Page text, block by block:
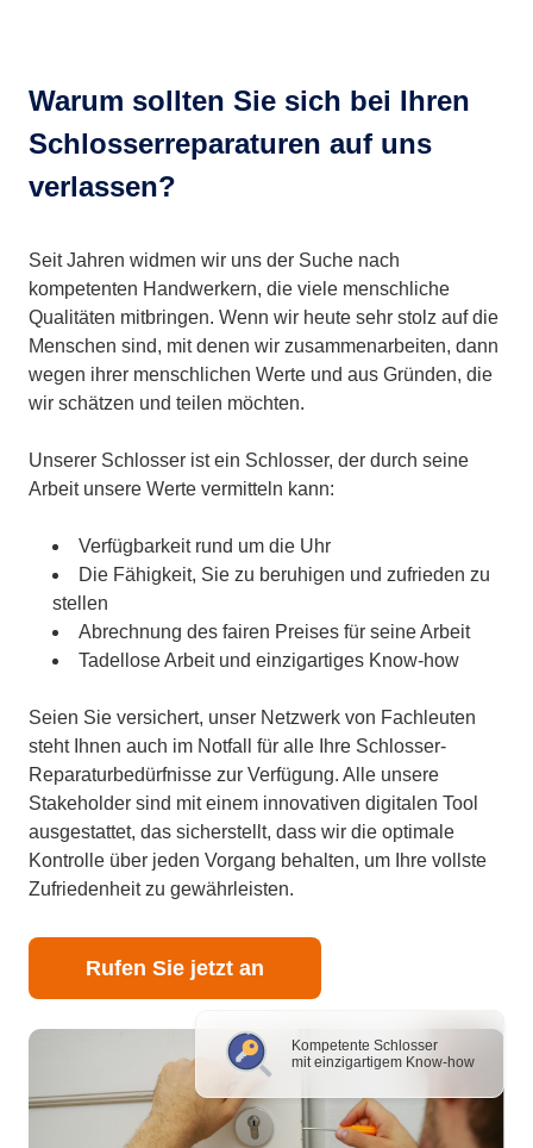
Kompetente Schlosser
mit einzigartigem Know-how
Warum sollten Sie sich bei Ihren
Schlosserreparaturen auf uns
verlassen?
Seit Jahren widmen wir uns der Suche nach
kompetenten Handwerkern, die viele menschliche
Qualitäten mitbringen. Wenn wir heute sehr stolz auf die
Menschen sind, mit denen wir zusammenarbeiten, dann
wegen ihrer menschlichen Werte und aus Gründen, die
wir schätzen und teilen möchten.
Unserer Schlosser ist ein Schlosser, der durch seine
Arbeit unsere Werte vermitteln kann:
Verfügbarkeit rund um die Uhr
Die Fähigkeit, Sie zu beruhigen und zufrieden zu
stellen
Abrechnung des fairen Preises für seine Arbeit
Tadellose Arbeit und einzigartiges Know-how
Seien Sie versichert, unser Netzwerk von Fachleuten
steht Ihnen auch im Notfall für alle Ihre Schlosser-
Reparaturbedürfnisse zur Verfügung. Alle unsere
Stakeholder sind mit einem innovativen digitalen Tool
ausgestattet, das sicherstellt, dass wir die optimale
Kontrolle über jeden Vorgang behalten, um Ihre vollste
Zufriedenheit zu gewährleisten.
Rufen Sie jetzt an